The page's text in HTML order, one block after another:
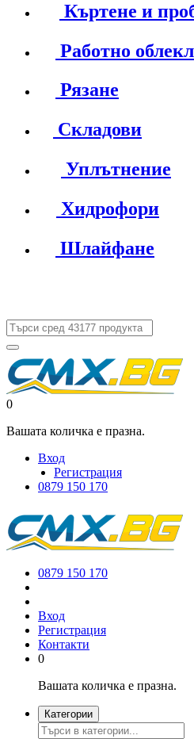
Къртене и
Работно
Рязане
Складови
Уплътнение
Хидрофори
Шлайфане
0
Вашата количка е празна.
Вход
Регистрация
0879 150 170
0879 150 170
Вход
Регистрация
Контакти
0
Вашата количка е празна.
Категории